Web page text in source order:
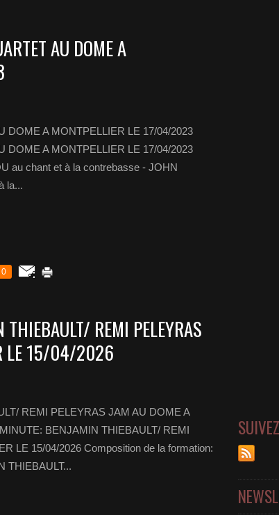
AU DOME A
DOME A MONTPELLIER LE 17/04/2023
DOME A MONTPELLIER LE 17/04/2023
au chant et à la contrebasse - JOHN
la...
0
REMI PELEYRAS
LE 15/04/2026
REMI PELEYRAS JAM AU DOME A
BENJAMIN THIEBAULT/ REMI
LE 15/04/2026 Composition de la formation:
THIEBAULT...